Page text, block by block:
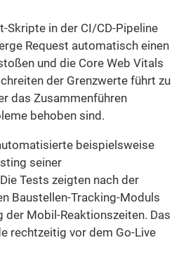
Skripte in der CI/CD-Pipeline
Request automatisch einen
und die Core Web Vitals
der Grenzwerte führt zu
das Zusammenführen
behoben sind.
beispielsweise
seiner
Tests zeigten nach der
Baustellen-Tracking-Moduls
der Mobil-Reaktionszeiten. Das
rechtzeitig vor dem Go-Live